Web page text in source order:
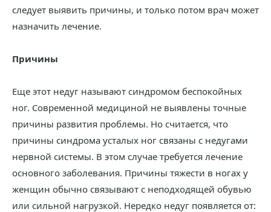
следует выявить причины, и только потом врач может
назначить лечение.
Причины
Еще этот недуг называют синдромом беспокойных
ног. Современной медициной не выявлены точные
причины развития проблемы. Но считается, что
причины синдрома усталых ног связаны с недугами
нервной системы. В этом случае требуется лечение
основного заболевания. Причины тяжести в ногах у
женщин обычно связывают с неподходящей обувью
или сильной нагрузкой. Нередко недуг появляется от: